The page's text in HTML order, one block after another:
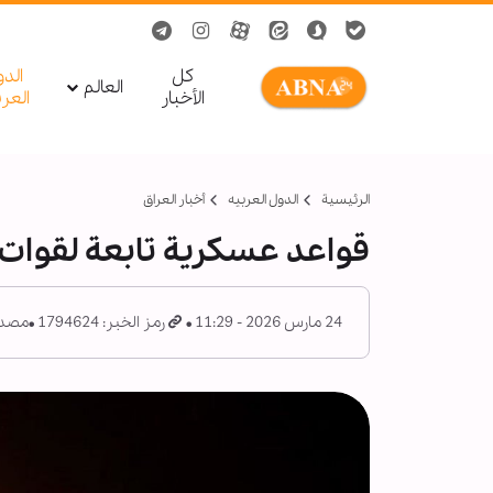
کل
الأخبار
العالم
الرئيسية الدول العربیه أخبار العراق
قواعد عسكرية تابعة
24 مارس 2026 - 11:29 رمز الخبر: 1794624